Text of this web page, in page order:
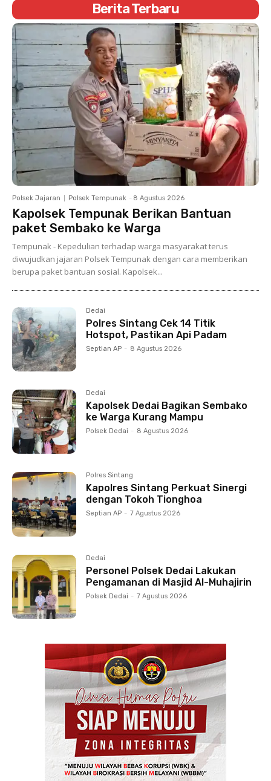
Berita Terbaru
Polsek Jajaran Polsek Tempunak - 8 Agustus 2026
Kapolsek Tempunak Berikan Bantuan
paket Sembako ke Warga
Tempunak - Kepedulian terhadap warga masyarakat terus
diwujudkan jajaran Polsek Tempunak dengan cara memberikan
berupa paket bantuan sosial. Kapolsek...
Dedai
Polres Sintang Cek 14 Titik
Hotspot, Pastikan Api Padam
Septian AP - 8 Agustus 2026
Dedai
Kapolsek Dedai Bagikan Sembako
ke Warga Kurang Mampu
Polsek Dedai - 8 Agustus 2026
Polres Sintang
Kapolres Sintang Perkuat Sinergi
dengan Tokoh Tionghoa
Septian AP - 7 Agustus 2026
Dedai
Personel Polsek Dedai Lakukan
Pengamanan di Masjid Al-Muhajirin
Polsek Dedai - 7 Agustus 2026